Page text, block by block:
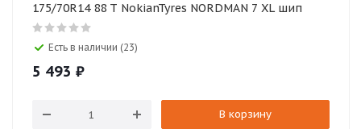
175/70R14 88 T NokianTyres NORDMAN 7 XL шип
Есть в наличии (23)
5 493 ₽
В корзину